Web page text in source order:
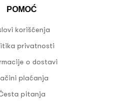
POMOĆ
korišćenja
privatnosti
o dostavi
plaćanja
pitanja